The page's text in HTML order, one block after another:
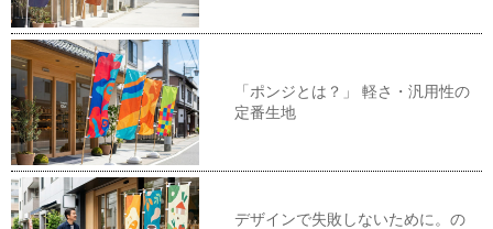
「ポンジとは？」 軽さ・汎用性の
定番生地
デザインで失敗しないために。の